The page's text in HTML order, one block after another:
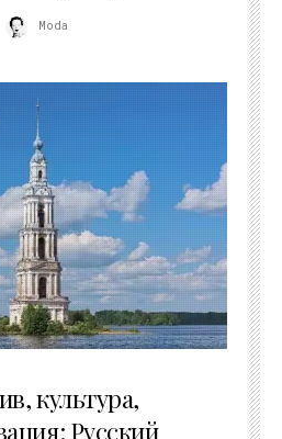
Moda
культура,
Русский